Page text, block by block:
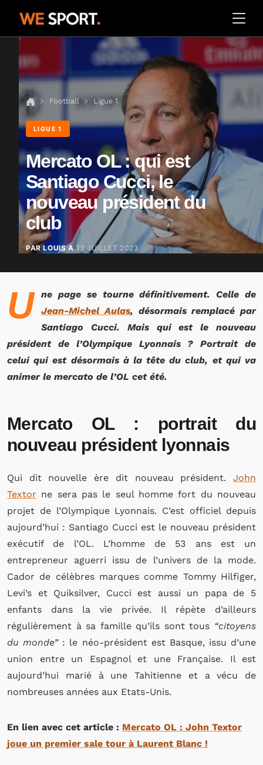
Football Ligue 1
LIGUE 1
Mercato OL : qui est
Santiago Cucci, le
nouveau président du
club
PAR LOUIS A 13 JUILLET 2023
U
ne page se tourne définitivement. Celle de
Jean-Michel Aulas, désormais remplacé par
Santiago Cucci. Mais qui est le nouveau
président de l’Olympique Lyonnais ? Portrait de
celui qui est désormais à la tête du club, et qui va
animer le mercato de l’OL cet été.
Mercato OL : portrait du
nouveau président lyonnais
Qui dit nouvelle ère dit nouveau président. John
Textor ne sera pas le seul homme fort du nouveau
projet de l’Olympique Lyonnais. C’est officiel depuis
aujourd’hui : Santiago Cucci est le nouveau président
exécutif de l’OL. L’homme de 53 ans est un
entrepreneur aguerri issu de l’univers de la mode.
Cador de célèbres marques comme Tommy Hilfiger,
Levi’s et Quiksilver, Cucci est aussi un papa de 5
enfants dans la vie privée. Il répète d’ailleurs
régulièrement à sa famille qu’ils sont tous “citoyens
du monde” : le néo-président est Basque, issu d’une
union entre un Espagnol et une Française. Il est
aujourd’hui marié à une Tahitienne et a vécu de
nombreuses années aux Etats-Unis.
En lien avec cet article : Mercato OL : John Textor
joue un premier sale tour à Laurent Blanc !